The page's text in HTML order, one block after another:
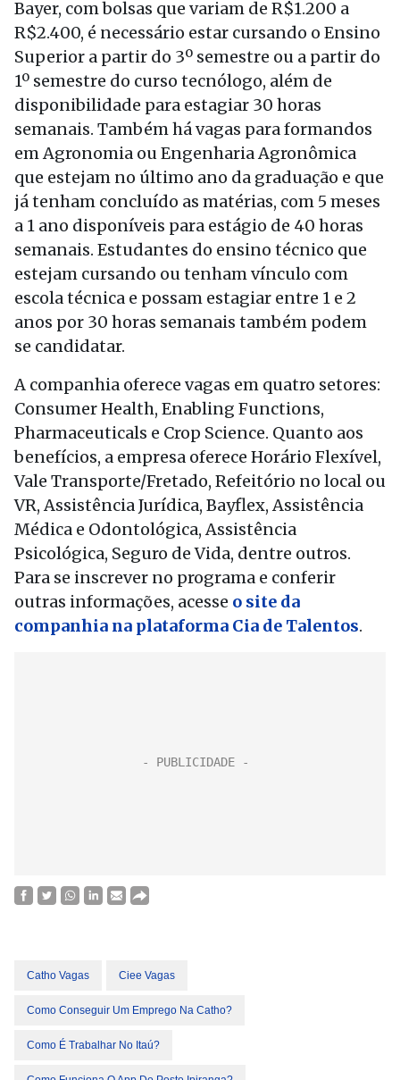
Bayer, com bolsas que variam de R$1.200 a
R$2.400, é necessário estar cursando o Ensino
Superior a partir do 3º semestre ou a partir do
1º semestre do curso tecnólogo, além de
disponibilidade para estagiar 30 horas
semanais. Também há vagas para formandos
em Agronomia ou Engenharia Agronômica
que estejam no último ano da graduação e que
já tenham concluído as matérias, com 5 meses
a 1 ano disponíveis para estágio de 40 horas
semanais. Estudantes do ensino técnico que
estejam cursando ou tenham vínculo com
escola técnica e possam estagiar entre 1 e 2
anos por 30 horas semanais também podem
se candidatar.
A companhia oferece vagas em quatro setores:
Consumer Health, Enabling Functions,
Pharmaceuticals e Crop Science. Quanto aos
benefícios, a empresa oferece Horário Flexível,
Vale Transporte/Fretado, Refeitório no local ou
VR, Assistência Jurídica, Bayflex, Assistência
Médica e Odontológica, Assistência
Psicológica, Seguro de Vida, dentre outros.
Para se inscrever no programa e conferir
outras informações, acesse o site da
companhia na plataforma Cia de Talentos.
Catho Vagas Ciee Vagas
Como Conseguir Um Emprego Na Catho?
Como É Trabalhar No Itaú?